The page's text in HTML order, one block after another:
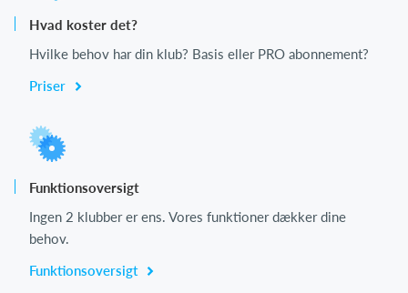
Hvad koster det?
Hvilke behov har din klub? Basis eller PRO abonnement?
Priser
Funktionsoversigt
Ingen 2 klubber er ens. Vores funktioner dækker dine
behov.
Funktionsoversigt